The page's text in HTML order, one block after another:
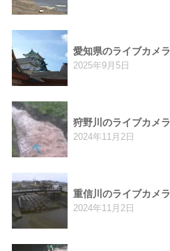
愛知県のライブカメラ
2025年9月5日
狩野川のライブカメラ
2024年11月2日
重信川のライブカメラ
2024年11月2日